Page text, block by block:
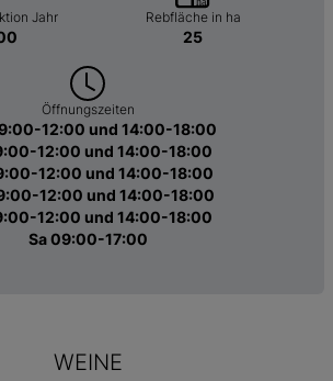
Jahr Rebfläche in ha
25
Öffnungszeiten
12:00 und 14:00-18:00
12:00 und 14:00-18:00
12:00 und 14:00-18:00
12:00 und 14:00-18:00
12:00 und 14:00-18:00
Sa 09:00-17:00
WEINE